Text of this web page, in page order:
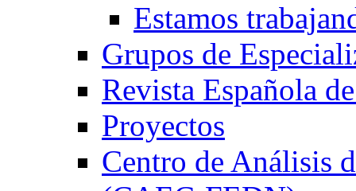
Estamos
Grupos de
Revista Española
Proyectos
Centro de Análisis